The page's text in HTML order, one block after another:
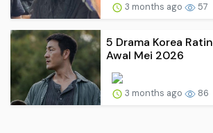
3 months ago 57
5 Drama Korea
Awal Mei 2026
3 months ago 86